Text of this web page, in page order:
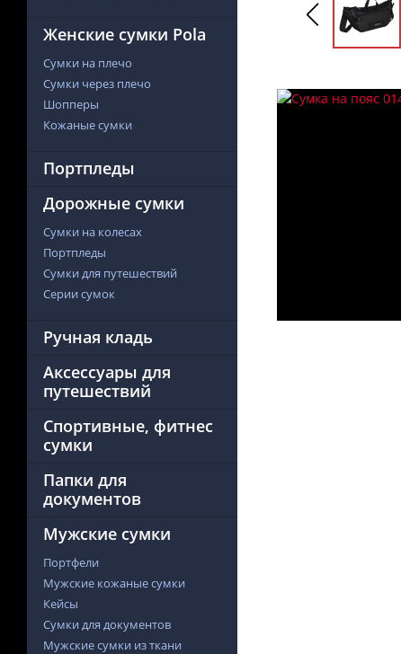
Женские сумки Pola
Сумки на плечо
Сумки через плечо
Шопперы
Кожаные сумки
Портпледы
Дорожные сумки
Сумки на колесах
Портпледы
Сумки для путешествий
Серии сумок
Ручная кладь
Аксессуары для
путешествий
Спортивные, фитнес
сумки
Папки для
документов
Мужские сумки
Портфели
Мужские кожаные сумки
Кейсы
Сумки для документов
Мужские сумки из ткани